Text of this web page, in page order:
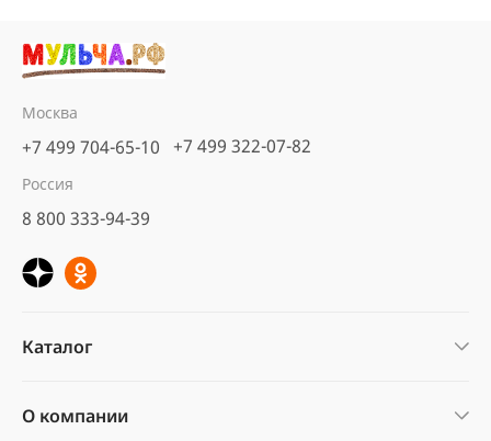
Москва
+7 499 704-65-10 +7 499 322-07-82
Россия
8 800 333-94-39
Каталог
О компании